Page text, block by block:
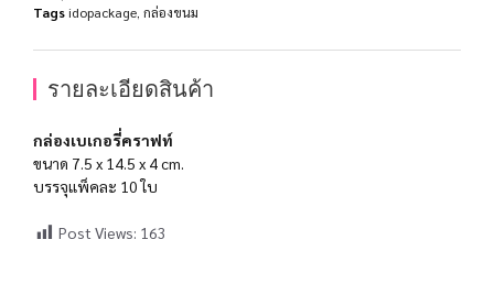
Tags idopackage กล่องขนม
รายละเอียดสินค้า
กล่องเบเกอรี่คราฟท์
ขนาด 7.5 x 14.5 x 4 cm.
บรรจุแพ็คละ 10 ใบ
Post Views: 163